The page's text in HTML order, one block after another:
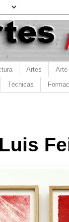
Artes Arte
Técnicas